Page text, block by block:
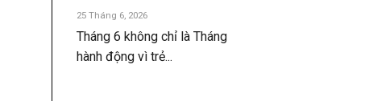
25 Tháng 6, 2026
Tháng 6 không chỉ là Tháng
hành động vì trẻ...